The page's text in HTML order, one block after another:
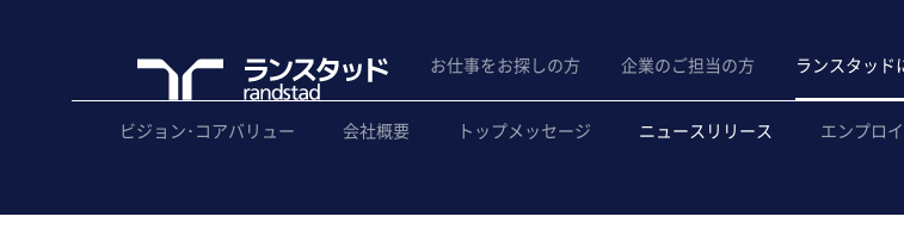
お仕事をお探しの方 企業のご担当の方 ランスタッド
ビジョン･コアバリュー 会社概要 トップメッセージ ニュースリリース エンプロ